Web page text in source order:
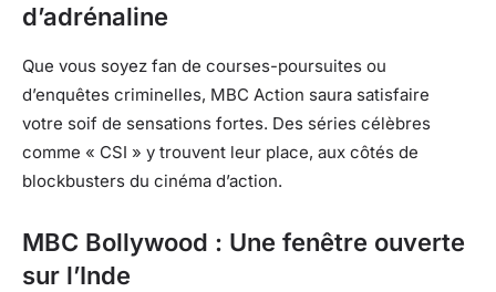
d’adrénaline
Que vous soyez fan de courses-poursuites ou
d’enquêtes criminelles, MBC Action saura satisfaire
votre soif de sensations fortes. Des séries célèbres
comme « CSI » y trouvent leur place, aux côtés de
blockbusters du cinéma d’action.
MBC Bollywood : Une fenêtre ouverte
sur l’Inde